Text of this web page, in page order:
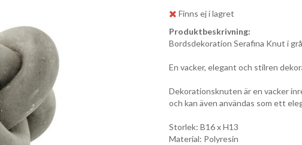
Finns ej i lagret
Produktbeskrivning:
Bordsdekoration Serafina Knut i
En vacker, elegant och stilren
Dekorationsknuten är en vacker
och kan även användas som ett
Storlek: B16 x H13
Material: Polyresin